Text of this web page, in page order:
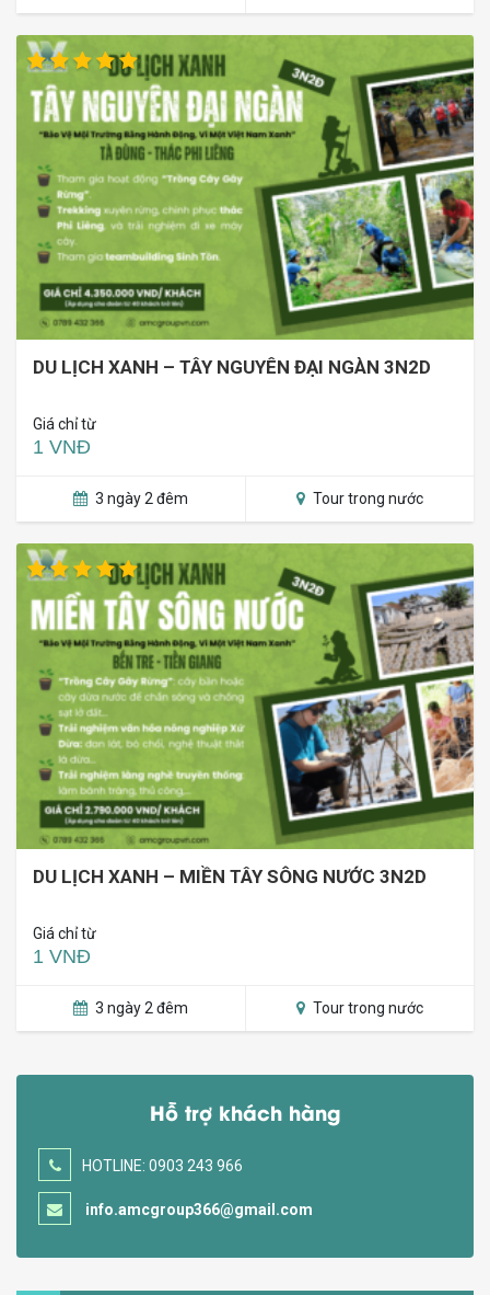
DU LỊCH XANH – TÂY NGUYÊN ĐẠI NGÀN 3N2D
Giá chỉ từ
1 VNĐ
3 ngày 2 đêm Tour trong nước
DU LỊCH XANH – MIỀN TÂY SÔNG NƯỚC 3N2D
Giá chỉ từ
1 VNĐ
3 ngày 2 đêm Tour trong nước
Hỗ trợ khách hàng
HOTLINE: 0903 243 966
info.amcgroup366@gmail.com